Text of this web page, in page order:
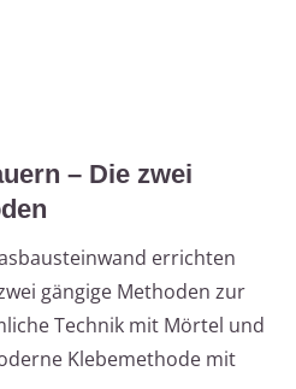
– Die zwei
errichten
gängige Methoden zur
Technik mit Mörtel und
Klebemethode mit